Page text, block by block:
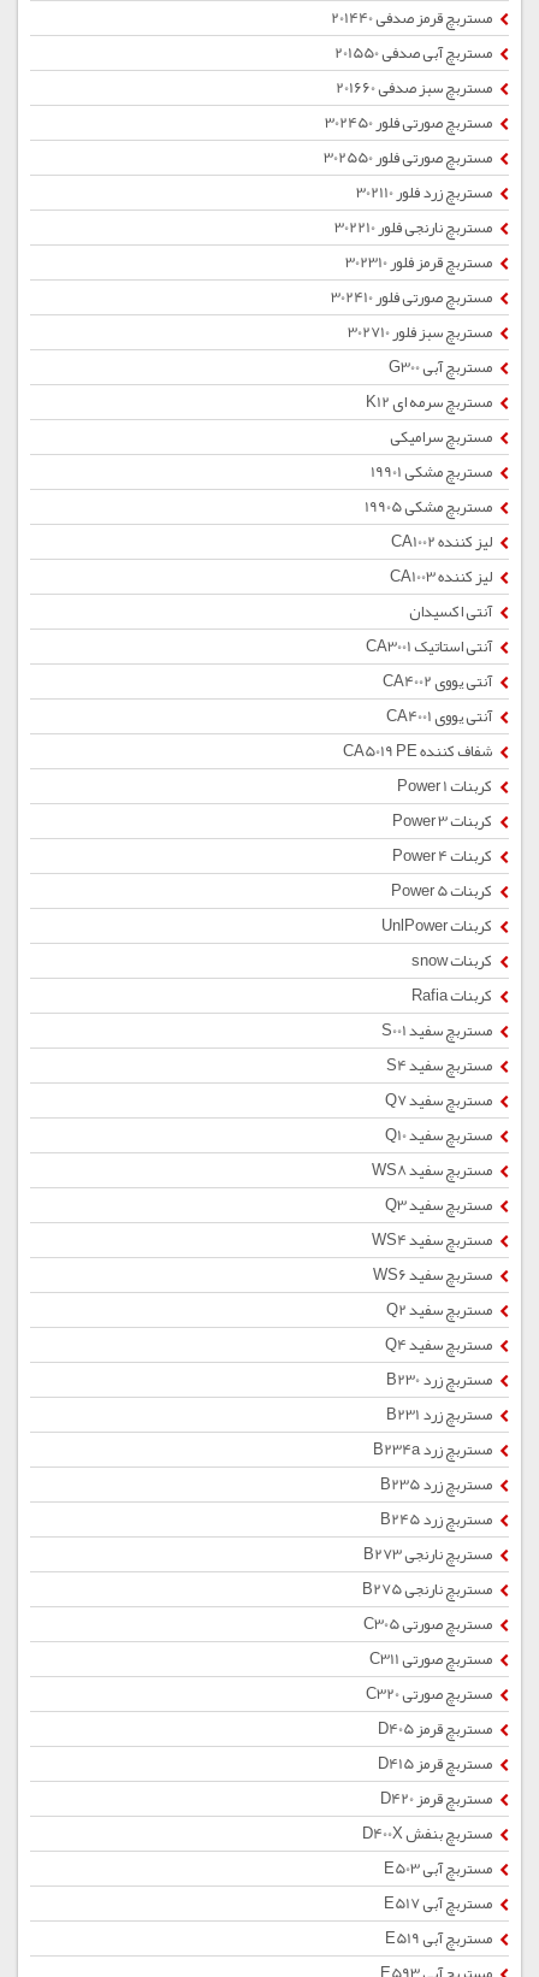
مستربچ قرمز صدفی 201440
مستربچ آبی صدفی 201550
مستربچ سبز صدفی 201660
مستربچ صورتی فلور 302450
مستربچ صورتی فلور 302550
مستربچ زرد فلور 302110
مستربچ نارنجی فلور 302210
مستربچ قرمز فلور 302310
مستربچ صورتی فلور 302410
مستربچ سبز فلور 302710
مستربچ آبی G300
مستربچ سرمه ای K12
مستربچ سرامیکی
مستربچ مشکی 19901
مستربچ مشکی 19905
لیز کننده CA1002
لیز کننده CA1003
آنتی اکسیدان
آنتی استاتیک CA3001
آنتی یووی CA4002
آنتی یووی CA4001
شفاف کننده CA5019 PE
کربنات Power 1
کربنات Power 3
کربنات Power 4
کربنات Power 5
کربنات UnlPower
کربنات snow
کربنات Rafia
مستربچ سفید S001
مستربچ سفید S4
مستربچ سفید Q7
مستربچ سفید Q10
مستربچ سفید WS8
مستربچ سفید Q3
مستربچ سفید WS4
مستربچ سفید WS6
مستربچ سفید Q2
مستربچ سفید Q4
مستربچ زرد B230
مستربچ زرد B231
مستربچ زرد B234a
مستربچ زرد B235
مستربچ زرد B245
مستربچ نارنجی B273
مستربچ نارنجی B275
مستربچ صورتی C305
مستربچ صورتی C311
مستربچ صورتی C320
مستربچ قرمز D405
مستربچ قرمز D415
مستربچ قرمز D420
مستربچ بنفش D400X
مستربچ آبی E503
مستربچ آبی E517
مستربچ آبی E519